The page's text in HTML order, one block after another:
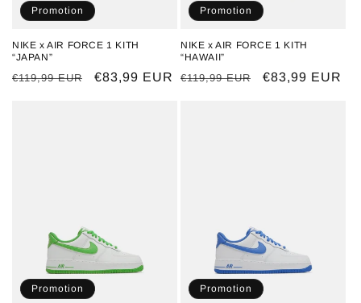
Promotion
NIKE x AIR FORCE 1 KITH
“JAPAN”
Prix
€119,99 EUR
Prix
€83,99 EUR
Promotion
NIKE x AIR FORCE 1 KITH
“HAWAII”
Prix
€119,99 EUR
Prix
€83,99 EUR
Promotion Promotion